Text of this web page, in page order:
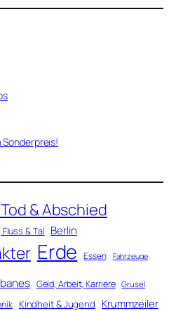
Sonderpreis!
& Abschied
Fluss & Tal Berlin
Erde Essen Fahrzeuge
Geld, Arbeit, Karriere Grusel
Kindheit & Jugend Krummzeiler